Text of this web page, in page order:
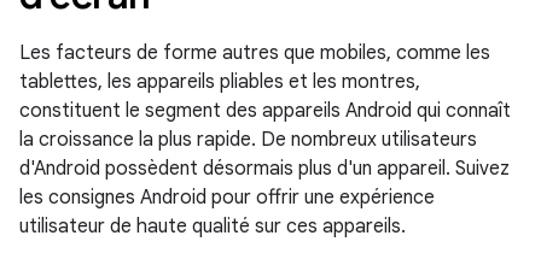
Les facteurs de forme autres que mobiles, comme les
tablettes, les appareils pliables et les montres,
constituent le segment des appareils Android qui connaît
la croissance la plus rapide. De nombreux utilisateurs
d'Android possèdent désormais plus d'un appareil. Suivez
les consignes Android pour offrir une expérience
utilisateur de haute qualité sur ces appareils.